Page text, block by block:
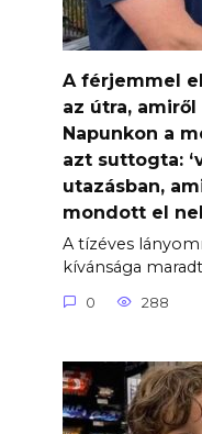
A férjemmel
az útra,
Napunkon a
azt suttogta:
utazásban,
mondott el
A tízéves
kívánsága
0 288